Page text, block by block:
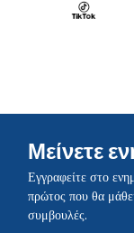
Μείνετε
Εγγραφείτε στο
πρώτος που θα
συμβουλές.